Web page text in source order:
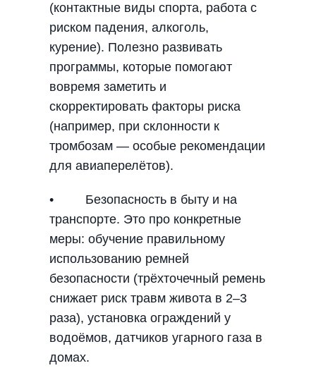
(контактные виды спорта, работа с
риском падения, алкоголь,
курение). Полезно развивать
программы, которые помогают
вовремя заметить и
скорректировать факторы риска
(например, при склонности к
тромбозам — особые рекомендации
для авиаперелётов).
• Безопасность в быту и на
транспорте. Это про конкретные
меры: обучение правильному
использованию ремней
безопасности (трёхточечный ремень
снижает риск травм живота в 2–3
раза), установка ограждений у
водоёмов, датчиков угарного газа в
домах.